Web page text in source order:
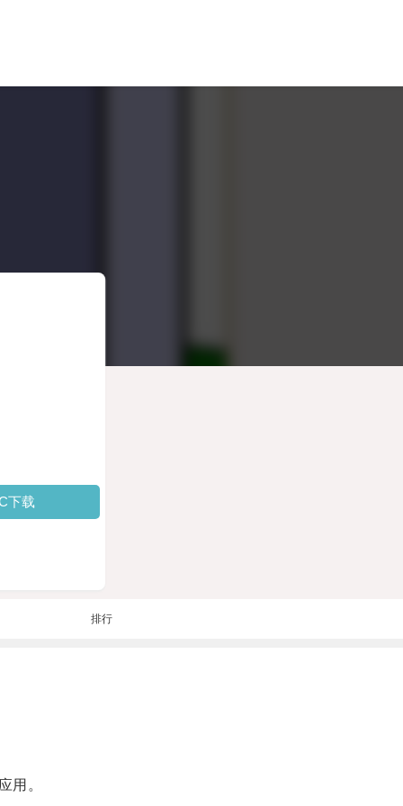
下载
排行
用。